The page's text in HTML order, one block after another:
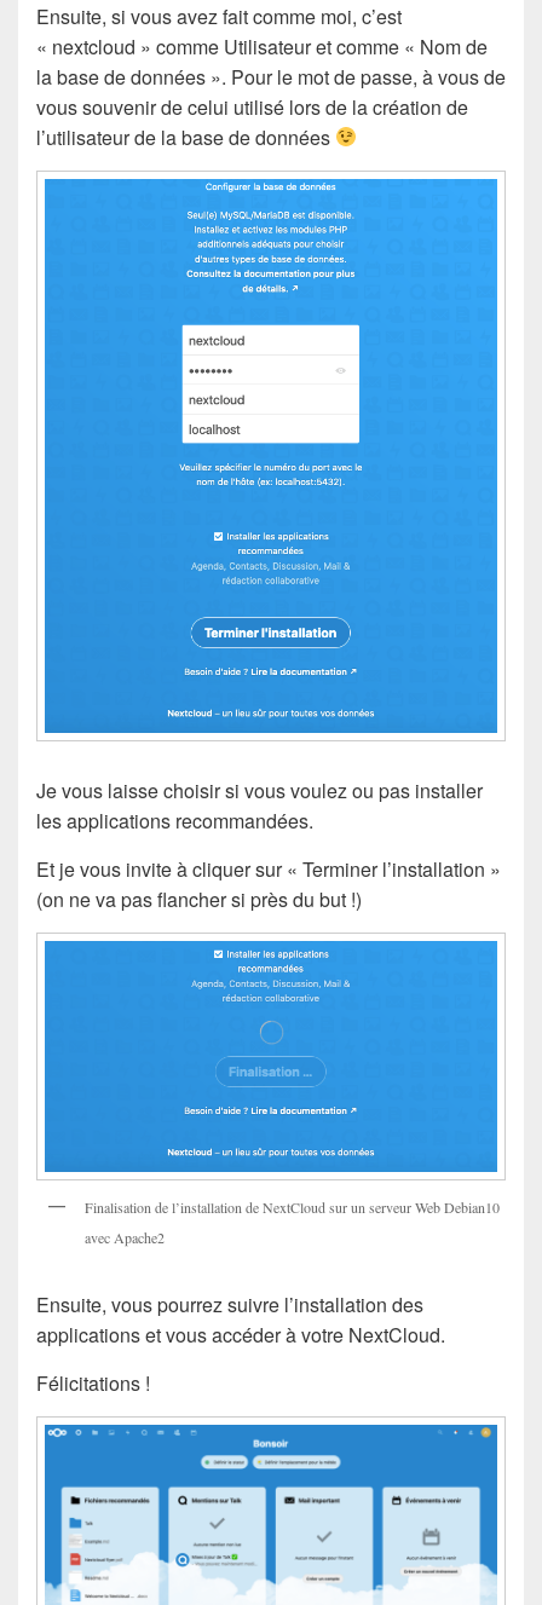
Ensuite, si vous avez fait comme moi, c’est
« nextcloud » comme Utilisateur et comme « Nom de
la base de données ». Pour le mot de passe, à vous de
vous souvenir de celui utilisé lors de la création de
l’utilisateur de la base de données
Je vous laisse choisir si vous voulez ou pas installer
les applications recommandées.
Et je vous invite à cliquer sur « Terminer l’installation »
(on ne va pas flancher si près du but !)
Finalisation de l’installation de NextCloud sur un serveur Web Debian10
avec Apache2
Ensuite, vous pourrez suivre l’installation des
applications et vous accéder à votre NextCloud.
Félicitations !